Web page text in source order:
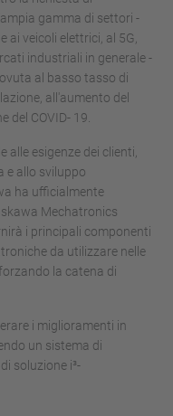
gamma di settori -
veicoli elettrici, al 5G,
industriali in generale -
al basso tasso di
all'aumento del
del COVID- 19.
alle esigenze dei clienti,
e allo sviluppo
ha ufficialmente
Mechatronics
i principali componenti
da utilizzare nelle
la catena di
i miglioramenti in
un sistema di
soluzione i³-